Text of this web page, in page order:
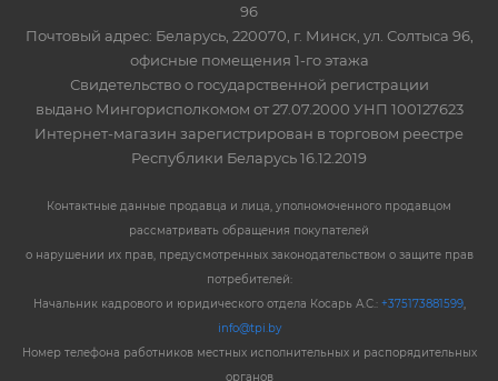
96
Почтовый адрес: Беларусь, 220070, г. Минск, ул. Солтыса 96,
офисные помещения 1-го этажа
Свидетельство о государственной регистрации
выдано Мингорисполкомом от 27.07.2000 УНП 100127623
Интернет-магазин зарегистрирован в торговом реестре
Республики Беларусь 16.12.2019
Контактные данные продавца и лица, уполномоченного продавцом
рассматривать обращения покупателей
о нарушении их прав, предусмотренных законодательством о защите прав
потребителей:
Начальник кадрового и юридического отдела Косарь А.С.: +375173881599,
info@tpi.by
Номер телефона работников местных исполнительных и распорядительных
органов